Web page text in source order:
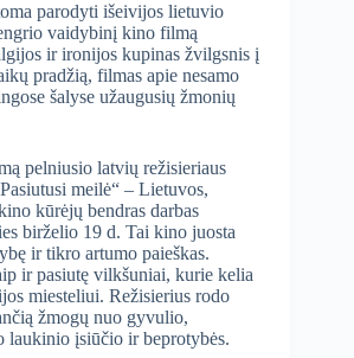
parodyti išeivijos lietuvio
vaidybinį kino filmą
ir ironijos kupinas žvilgsnis į
pradžią, filmas apie nesamo
šalyse užaugusių žmonių
pelniusio latvių režisieriaus
meilė“ – Lietuvos,
kūrėjų bendras darbas
birželio 19 d. Tai kino juosta
ir tikro artumo paieškas.
ir pasiutę vilkšuniai, kurie kelia
miesteliui. Režisierius rodo
žmogų nuo gyvulio,
laukinio įsiūčio ir beprotybės.